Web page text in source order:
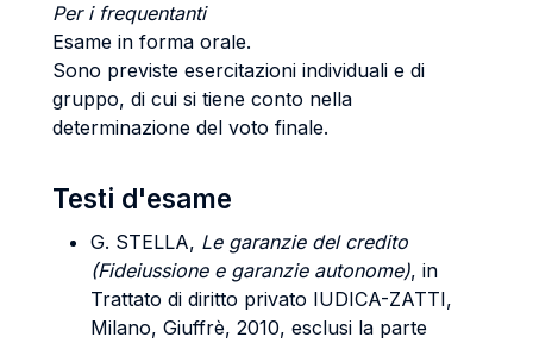
Per i frequentanti
Esame in forma orale.
Sono previste esercitazioni individuali e di
gruppo, di cui si tiene conto nella
determinazione del voto finale.
Testi d'esame
G. STELLA, Le garanzie del credito
(Fideiussione e garanzie autonome), in
Trattato di diritto privato IUDICA-ZATTI,
Milano, Giuffrè, 2010, esclusi la parte